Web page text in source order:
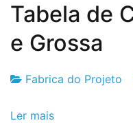
Tabela de
e Grossa
do
de
Fabrica do Projeto
Ler mais